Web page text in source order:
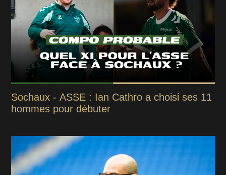
Sochaux - ASSE : Ian Cathro a choisi ses 11
hommes pour débuter